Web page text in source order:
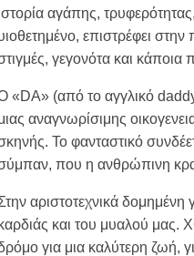
αγάπης,
επιστρέφει
γεγονότα και
«DA» (από το αγγλικό
αναγνωρίσιμης
Το φανταστικό
που η ανθρώπινη
αριστοτεχνικά
και του μυαλού μας.
για μια καλύτερη ζωή,